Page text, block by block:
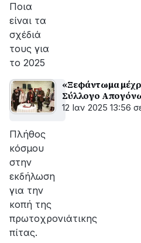
Ποια
είναι τα
σχέδιά
τους για
το 2025
«Ξεφάντωμα
Σύλλογο
12 Ιαν 2025 13:56
Πλήθος
κόσμου
στην
εκδήλωση
για την
κοπή της
πρωτοχρονιάτικης
πίτας.